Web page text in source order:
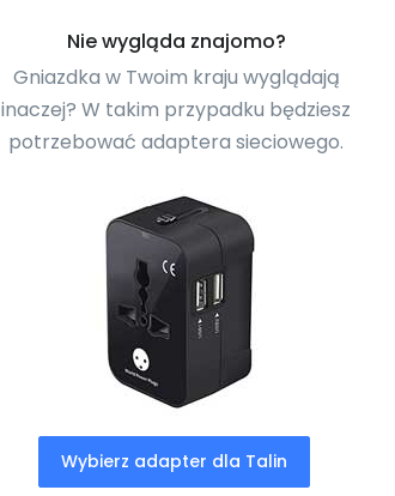
Nie wygląda znajomo?
Gniazdka w Twoim kraju wyglądają
inaczej? W takim przypadku będziesz
potrzebować adaptera sieciowego.
Wybierz adapter dla Talin